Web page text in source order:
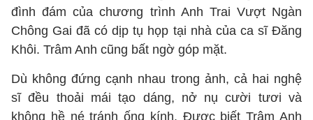
đình đám của chương trình Anh Trai Vượt Ngàn
Chông Gai đã có dịp tụ họp tại nhà của ca sĩ Đăng
Khôi. Trâm Anh cũng bất ngờ góp mặt.
Dù không đứng cạnh nhau trong ảnh, cả hai nghệ
sĩ đều thoải mái tạo dáng, nở nụ cười tươi và
không hề né tránh ống kính. Được biết Trâm Anh